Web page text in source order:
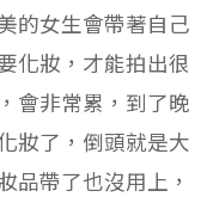
的女生會帶著自己
化妝，才能拍出很
會非常累，到了晚
妝了，倒頭就是大
品帶了也沒用上，